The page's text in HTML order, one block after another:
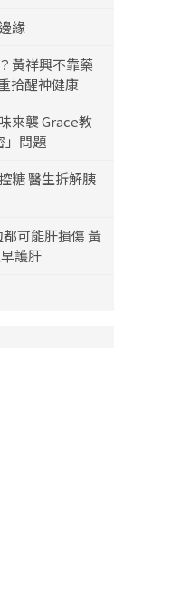
緣
黃祥興不靠藥
拾醒神健康
來襲 Grace教
」問題
糖 醫生拆解胰
可能肝損傷 黃
護肝